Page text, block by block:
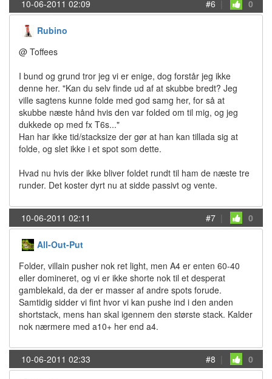
10-06-2011 02:09 #6 | 0
Rubino
@ Toffees
I bund og grund tror jeg vi er enige, dog forstår jeg ikke
denne her. "Kan du selv finde ud af at skubbe bredt? Jeg
ville sagtens kunne folde med god samg her, for så at
skubbe næste hånd hvis den var folded om til mig, og jeg
dukkede op med fx T6s..."
Han har ikke tid/stacksize der gør at han kan tillada sig at
folde, og slet ikke i et spot som dette.
Hvad nu hvis der ikke bliver foldet rundt til ham de næste tre
runder. Det koster dyrt nu at sidde passivt og vente.
10-06-2011 02:11 #7 | 0
All-Out-Put
Folder, villain pusher nok ret light, men A4 er enten 60-40
eller domineret, og vi er ikke shorte nok til et desperat
gamblekald, da der er masser af andre spots forude.
Samtidig sidder vi fint hvor vi kan pushe ind i den anden
shortstack, mens han skal igennem den største stack. Kalder
nok nærmere med a10+ her end a4.
10-06-2011 02:33 #8 | 0